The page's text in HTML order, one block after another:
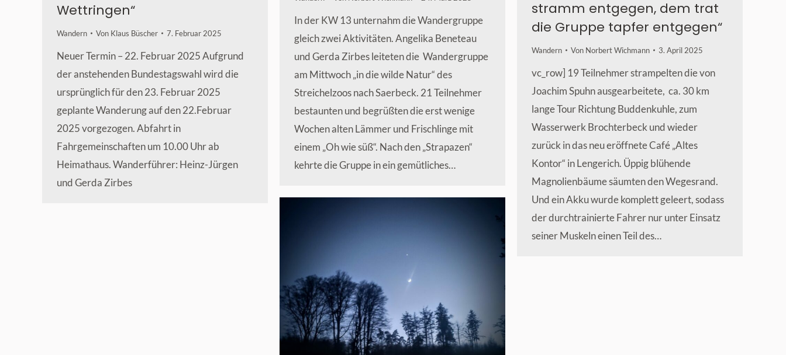
stramm entgegen, dem trat
die Gruppe tapfer entgegen“
Wandern Von Norbert Wichmann 3. April 2025
vc_row] 19 Teilnehmer strampelten die von
Joachim Spuhn ausgearbeitete, ca. 30 km
lange Tour Richtung Buddenkuhle, zum
Wasserwerk Brochterbeck und wieder
zurück in das neu eröffnete Café „Altes
Kontor“ in Lengerich. Üppig blühende
Magnolienbäume säumten den Wegesrand.
Und ein Akku wurde komplett geleert, sodass
der durchtrainierte Fahrer nur unter Einsatz
seiner Muskeln einen Teil des…
In der KW 13 unternahm die Wandergruppe
gleich zwei Aktivitäten. Angelika Beneteau
und Gerda Zirbes leiteten die Wandergruppe
am Mittwoch „in die wilde Natur“ des
Streichelzoos nach Saerbeck. 21 Teilnehmer
bestaunten und begrüßten die erst wenige
Wochen alten Lämmer und Frischlinge mit
einem „Oh wie süß“. Nach den „Strapazen“
kehrte die Gruppe in ein gemütliches…
Wettringen“
Wandern Von Klaus Büscher 7. Februar 2025
Neuer Termin – 22. Februar 2025 Aufgrund
der anstehenden Bundestagswahl wird die
ursprünglich für den 23. Februar 2025
geplante Wanderung auf den 22.Februar
2025 vorgezogen. Abfahrt in
Fahrgemeinschaften um 10.00 Uhr ab
Heimathaus. Wanderführer: Heinz-Jürgen
und Gerda Zirbes